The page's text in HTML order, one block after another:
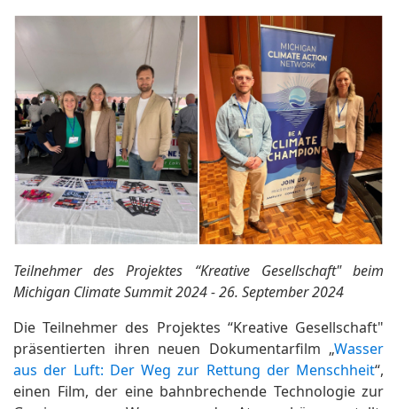
Teilnehmer des Projektes “Kreative Gesellschaft" beim
Michigan Climate Summit 2024 - 26. September 2024
Die Teilnehmer des Projektes “Kreative Gesellschaft"
präsentierten ihren neuen Dokumentarfilm „Wasser
aus der Luft: Der Weg zur Rettung der Menschheit“,
einen Film, der eine bahnbrechende Technologie zur